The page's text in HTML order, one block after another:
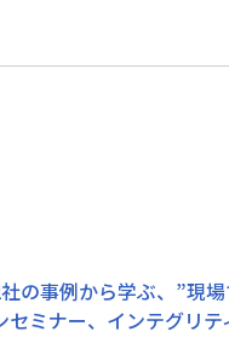
の事例から学ぶ、”現
ミナー、インテグリ